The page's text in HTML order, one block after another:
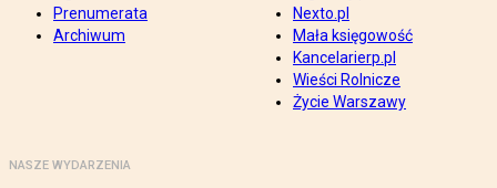
Prenumerata
Archiwum
Nexto.pl
Mała księgowość
Kancelarierp.pl
Wieści Rolnicze
Życie Warszawy
NASZE WYDARZENIA